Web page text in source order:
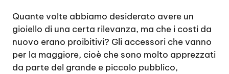
Quante volte abbiamo desiderato avere un
gioiello di una certa rilevanza, ma che i costi da
nuovo erano proibitivi? Gli accessori che vanno
per la maggiore, cioè che sono molto apprezzati
da parte del grande e piccolo pubblico,